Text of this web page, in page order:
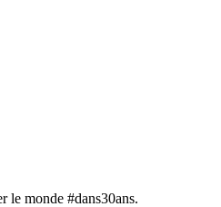
le monde #dans30ans.